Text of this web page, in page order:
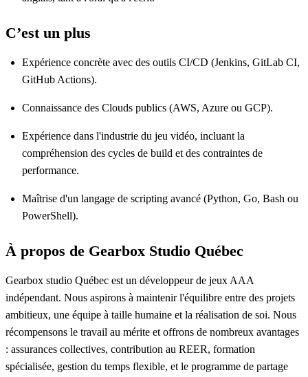
C’est un plus
Expérience concrète avec des outils CI/CD (Jenkins, GitLab CI,
GitHub Actions).
Connaissance des Clouds publics (AWS, Azure ou GCP).
Expérience dans l'industrie du jeu vidéo, incluant la
compréhension des cycles de build et des contraintes de
performance.
Maîtrise d'un langage de scripting avancé (Python, Go, Bash ou
PowerShell).
À propos de Gearbox Studio Québec
Gearbox studio Québec est un développeur de jeux AAA
indépendant. Nous aspirons à maintenir l'équilibre entre des projets
ambitieux, une équipe à taille humaine et la réalisation de soi. Nous
récompensons le travail au mérite et offrons de nombreux avantages
: assurances collectives, contribution au REER, formation
spécialisée, gestion du temps flexible, et le programme de partage